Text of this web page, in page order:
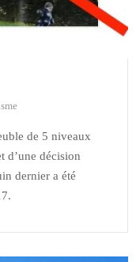
de 5 niveaux
d’une décision
dernier a été